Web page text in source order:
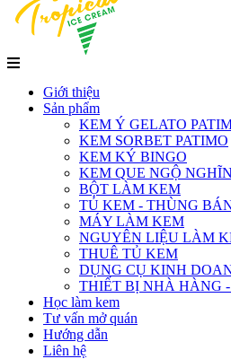
Giới thiệu
Sản phẩm
KEM Ý GELATO
KEM SORBET PATIMO
KEM KÝ BINGO
KEM QUE NGỘ
BỘT LÀM KEM
TỦ KEM - THÙNG
MÁY LÀM KEM
NGUYÊN LIỆU LÀM
THUÊ TỦ KEM
DỤNG CỤ KINH
THIẾT BỊ NHÀ HÀNG
Học làm kem
Tư vấn mở quán
Hướng dẫn
Liên hệ